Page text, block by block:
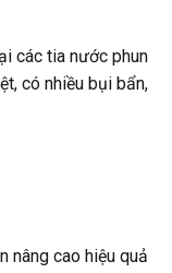
các tia nước phun
có nhiều bụi bẩn,
nâng cao hiệu quả